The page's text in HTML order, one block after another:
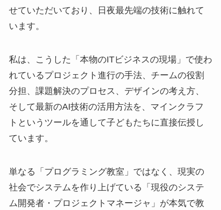
せていただいており、日夜最先端の技術に触れて
います。
私は、こうした「本物のITビジネスの現場」で使わ
れているプロジェクト進行の手法、チームの役割
分担、課題解決のプロセス、デザインの考え方、
そして最新のAI技術の活用方法を、マインクラフ
トというツールを通して子どもたちに直接伝授し
ています。
単なる「プログラミング教室」ではなく、現実の
社会でシステムを作り上げている「現役のシステ
ム開発者・プロジェクトマネージャ」が本気で教